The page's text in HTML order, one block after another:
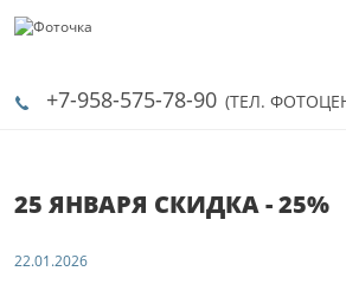
+7-958-575-78-90 (ТЕЛ.
25 ЯНВАРЯ СКИДКА - 25%
22.01.2026